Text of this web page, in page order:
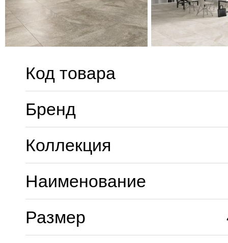
Код товара
Бренд
Коллекция
Наименование
Размер